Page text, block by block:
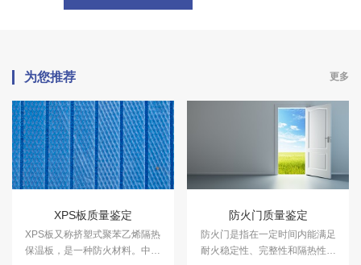
为您推荐 更多
XPS板质量鉴定
​XPS板又称挤塑式聚苯乙烯隔热
保温板，是一种防火材料。中科
防火门质量鉴定
防火门是指在一定时间内能满足
耐火稳定性、完整性和隔热性要